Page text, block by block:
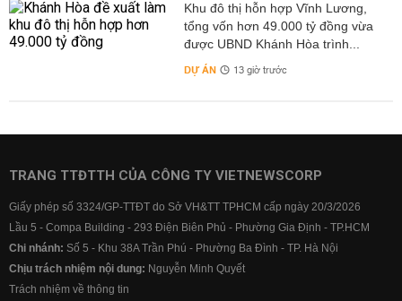
Khu đô thị hỗn hợp Vĩnh Lương,
tổng vốn hơn 49.000 tỷ đồng vừa
được UBND Khánh Hòa trình...
DỰ ÁN 13 giờ trước
TRANG TTĐTTH CỦA CÔNG TY VIETNEWSCORP
Giấy phép số 3324/GP-TTĐT do Sở VH&TT TPHCM cấp ngày 20/3/2026
Lầu 5 - Compa Building - 293 Điện Biên Phủ - Phường Gia Định - TP.HCM
Chi nhánh: Số 5 - Khu 38A Trần Phú - Phường Ba Đình - TP. Hà Nội
Chịu trách nhiệm nội dung: Nguyễn Minh Quyết
Trách nhiệm về thông tin